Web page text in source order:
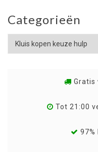
Categorieën
Gratis
Tot 21:00
97%